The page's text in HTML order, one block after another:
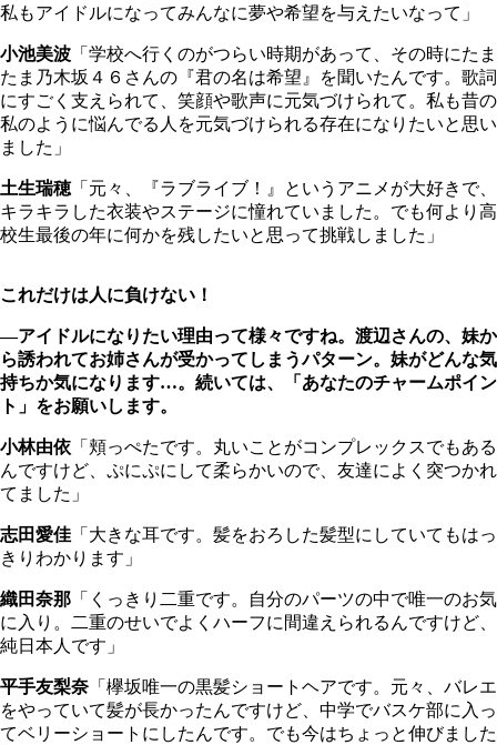
私もアイドルになってみんなに夢や希望を与えたいなって」
小池美波 「学校へ行くのがつらい時期があって、その時にたま
たま乃木坂４６さんの『君の名は希望』を聞いたんです。歌詞
にすごく支えられて、笑顔や歌声に元気づけられて。私も昔の
私のように悩んでる人を元気づけられる存在になりたいと思い
ました」
土生瑞穂「元々、『ラブライブ！』というアニメが大好きで、
キラキラした衣装やステージに憧れていました。でも何より高
校生最後の年に何かを残したいと思って挑戦しました」
これだけは人に負けない！
―アイドルになりたい理由って様々ですね。渡辺さんの、妹か
ら誘われてお姉さんが受かってしまうパターン。妹がどんな気
持ちか気になります…。続いては、「あなたのチャームポイン
ト」をお願いします。
小林由依 「頬っぺたです。丸いことがコンプレックスでもある
んですけど、ぷにぷにして柔らかいので、友達によく突つかれ
てました」
志田愛佳 「大きな耳です。髪をおろした髪型にしていてもはっ
きりわかります」
織田奈那 「くっきり二重です。自分のパーツの中で唯一のお気
に入り。二重のせいでよくハーフに間違えられるんですけど、
純日本人です」
平手友梨奈 「欅坂唯一の黒髪ショートヘアです。元々、バレエ
をやっていて髪が長かったんですけど、中学でバスケ部に入っ
てベリーショートにしたんです。でも今はちょっと伸びました